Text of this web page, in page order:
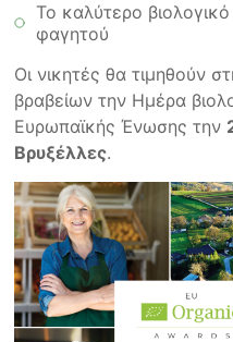
Το καλύτερο
φαγητού
Οι νικητές θα τιμηθούν
βραβείων την Ημέρα
Ευρωπαϊκής Ένωσης την
Βρυξέλλες.